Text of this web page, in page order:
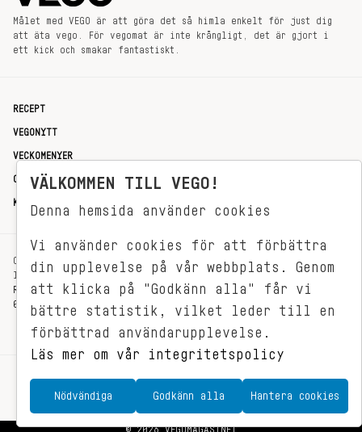
Målet med VEGO är att göra det så himla enkelt för just dig
att äta vego. För vegomat är inte krångligt, det är gjort i
ett kick och smakar fantastiskt.
RECEPT
VEGONYTT
VECKOMENYER
OM OSS
KONTAKT
OXENSTIERNSGATAN 33
114 27 STOCKHOLM
REDAKTIONEN@VEGOMAGASINET.SE
08-799 62 01
© 2026 VEGOMAGASINET
VÄLKOMMEN TILL VEGO!
Denna hemsida använder cookies
Vi använder cookies för att förbättra
din upplevelse på vår webbplats. Genom
att klicka på "Godkänn alla" får vi
bättre statistik, vilket leder till en
förbättrad användarupplevelse.
Läs mer om vår integritetspolicy
Nödvändiga Godkänn alla Hantera cookies